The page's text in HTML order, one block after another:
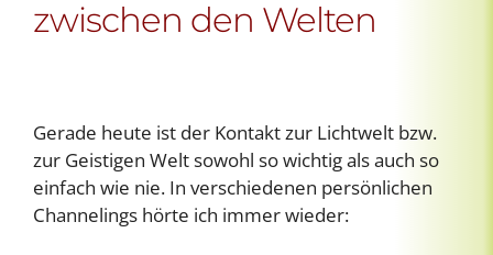
zwischen den Welten
Gerade heute ist der Kontakt zur Lichtwelt bzw.
zur Geistigen Welt sowohl so wichtig als auch so
einfach wie nie. In verschiedenen persönlichen
Channelings hörte ich immer wieder: